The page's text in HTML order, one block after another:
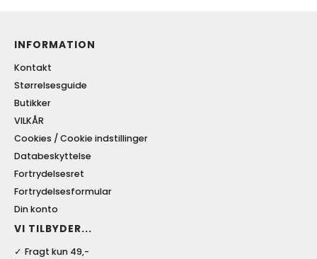
INFORMATION
Kontakt
Størrelsesguide
Butikker
VILKÅR
Cookies / Cookie indstillinger
Databeskyttelse
Fortrydelsesret
Fortrydelsesformular
Din konto
VI TILBYDER...
Fragt kun 49,-